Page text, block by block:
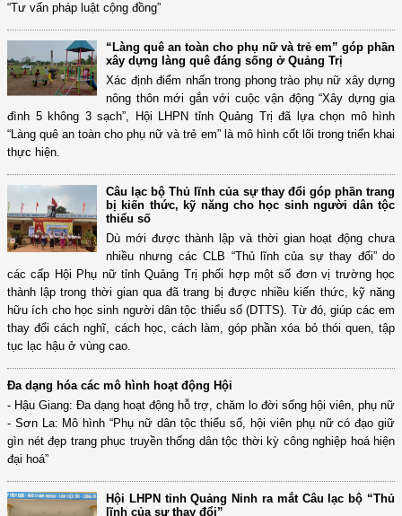
“Tư vấn pháp luật cộng đồng”
“Làng quê an toàn cho phụ nữ và trẻ em” góp phần
xây dựng làng quê đáng sống ở Quảng Trị
Xác định điểm nhấn trong phong trào phụ nữ xây dựng
nông thôn mới gắn với cuộc vận động “Xây dựng gia
đình 5 không 3 sạch”, Hội LHPN tỉnh Quảng Trị đã lựa chọn mô hình
“Làng quê an toàn cho phụ nữ và trẻ em” là mô hình cốt lõi trong triển khai
thực hiện.
Câu lạc bộ Thủ lĩnh của sự thay đổi góp phần trang
bị kiến thức, kỹ năng cho học sinh người dân tộc
thiểu số
Dù mới được thành lập và thời gian hoạt động chưa
nhiều nhưng các CLB “Thủ lĩnh của sự thay đổi” do
các cấp Hội Phụ nữ tỉnh Quảng Trị phối hợp một số đơn vị trường học
thành lập trong thời gian qua đã trang bị được nhiều kiến thức, kỹ năng
hữu ích cho học sinh người dân tộc thiểu số (DTTS). Từ đó, giúp các em
thay đổi cách nghĩ, cách học, cách làm, góp phần xóa bỏ thói quen, tập
tục lạc hậu ở vùng cao.
Đa dạng hóa các mô hình hoạt động Hội
- Hậu Giang: Đa dạng hoạt động hỗ trợ, chăm lo đời sống hội viên, phụ nữ
- Sơn La: Mô hình “Phụ nữ dân tộc thiểu số, hội viên phụ nữ có đạo giữ
gìn nét đẹp trang phục truyền thống dân tộc thời kỳ công nghiệp hoá hiện
đại hoá”
Hội LHPN tỉnh Quảng Ninh ra mắt Câu lạc bộ “Thủ
lĩnh của sự thay đổi”